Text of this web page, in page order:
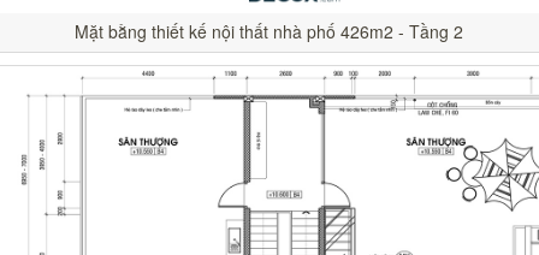
Mặt bằng thiết kế nội thất nhà phố 426m2 - Tầng 2